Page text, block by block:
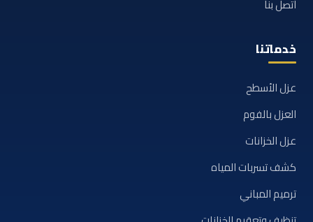
اتصل بنا
خدماتنا
عزل الأسطح
العزل بالفوم
عزل الخزانات
كشف تسربات المياه
ترميم المباني